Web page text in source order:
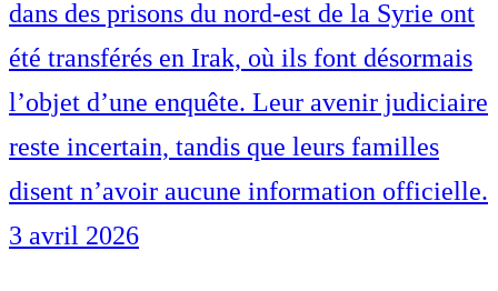
dans des prisons du nord-est de la Syrie ont
été transférés en Irak, où ils font désormais
l’objet d’une enquête. Leur avenir judiciaire
reste incertain, tandis que leurs familles
disent n’avoir aucune information officielle.
3 avril 2026